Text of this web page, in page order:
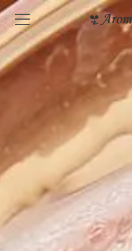
メ
ニ
ュ
ー
を